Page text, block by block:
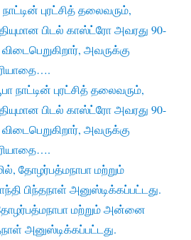
நாட்டின் புரட்சித் தலைவரும்,
பிடல் காஸ்ட்ரோ அவரது 90-
அவருக்கு
நாட்டின் புரட்சித் தலைவரும்,
பிடல் காஸ்ட்ரோ அவரது 90-
அவருக்கு
தோழர்பத்மநாபா மற்றும்
பிந்தநாள் அனுஸ்டிக்கப்பட்டது.
தோழர்பத்மநாபா மற்றும் அன்னை
அனுஸ்டிக்கப்பட்டது.